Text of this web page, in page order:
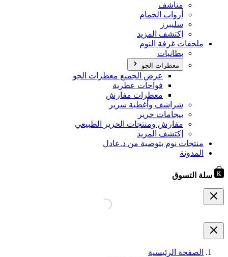
مناشف
أرواب الحمام
سليبرز
إكتشف المزيد
ملحقات غرفة النوم
بطانيات
معطرات الجو
عرض الجميع معطرات الجو
فواحات عطرية
معطرات مفارش
شراشف وأغطية سرير
بيجامات حرير
مفارش ومنتجات الحرير الطبيعي
إكتشف المزيد
منتجات نوم بتوصية من د.عادل
المدونة
سلة التسوق
الصفحة الرئيسية